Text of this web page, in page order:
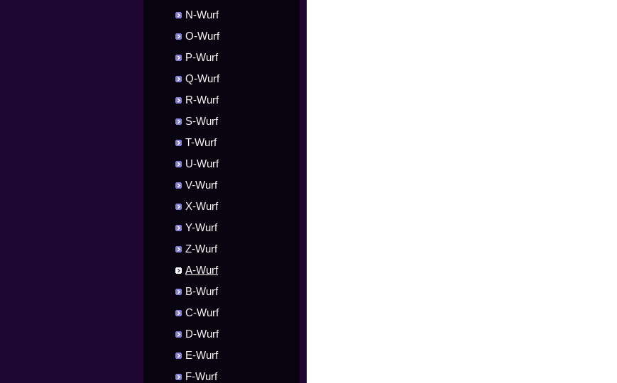
N-Wurf
O-Wurf
P-Wurf
Q-Wurf
R-Wurf
S-Wurf
T-Wurf
U-Wurf
V-Wurf
X-Wurf
Y-Wurf
Z-Wurf
A-Wurf
B-Wurf
C-Wurf
D-Wurf
E-Wurf
F-Wurf